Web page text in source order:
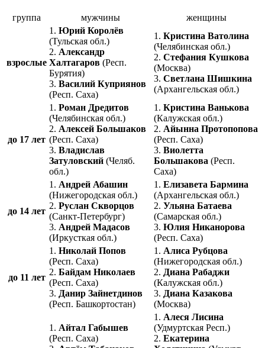
группа мужчины женщины
взрослые
1. Юрий Королёв
(Тульская обл.)
2. Александр
Халтагаров (Респ.
Бурятия)
3. Василий Куприянов
(Респ. Саха)
1. Кристина Ватолина
(Челябинская обл.)
2. Стефания Кушкова
(Москва)
3. Светлана Шишкина
(Архангельская обл.)
до 17 лет
1. Роман Дредитов
(Челябинская обл.)
2. Алексей Большаков
(Респ. Саха)
3. Владислав
Затуловский (Челяб.
обл.)
1. Кристина Ванькова
(Калужская обл.)
2. Айынна Протопопова
(Респ. Саха)
3. Виолетта
Большакова (Респ.
Саха)
до 14 лет
1. Андрей Абашин
(Нижегородская обл.)
2. Руслан Скворцов
(Санкт-Петербург)
3. Андрей Мадасов
(Иркусткая обл.)
1. Елизавета Бармина
(Архангельская обл.)
2. Ульяна Батаева
(Самарская обл.)
3. Юлия Никанорова
(Респ. Саха)
до 11 лет
1. Николай Попов
(Респ. Саха)
2. Байдам Николаев
(Респ. Саха)
3. Данир Зайнетдинов
(Респ. Башкортостан)
1. Алиса Рубцова
(Нижегородская обл.)
2. Диана Рабаджи
(Калужская обл.)
3. Диана Казакова
(Москва)
1. Айтал Габышев
(Респ. Саха)
1. Алеся Лисина
(Удмуртская Респ.)
2. Екатерина